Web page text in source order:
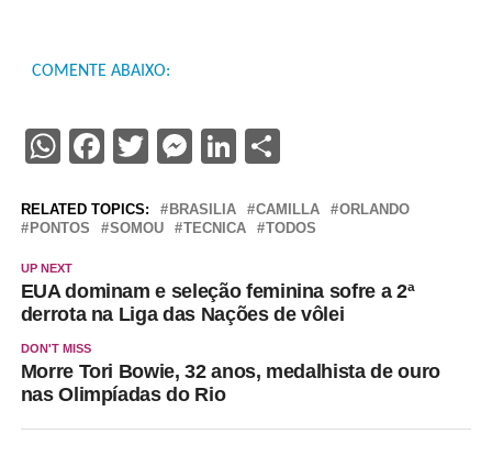
COMENTE ABAIXO:
WhatsApp
Facebook
Twitter
Messenger
LinkedIn
Share
RELATED TOPICS: BRASILIA CAMILLA
ORLANDO
PONTOS
SOMOU TECNICA TODOS
UP NEXT
EUA dominam e seleção feminina sofre a 2ª
derrota na Liga das Nações de vôlei
DON'T MISS
Morre Tori Bowie, 32 anos, medalhista de ouro
nas Olimpíadas do Rio